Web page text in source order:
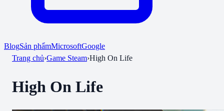
BlogSản phẩmMicrosoftGoogle
Trang chủ›Game Steam›High On Life
High On Life